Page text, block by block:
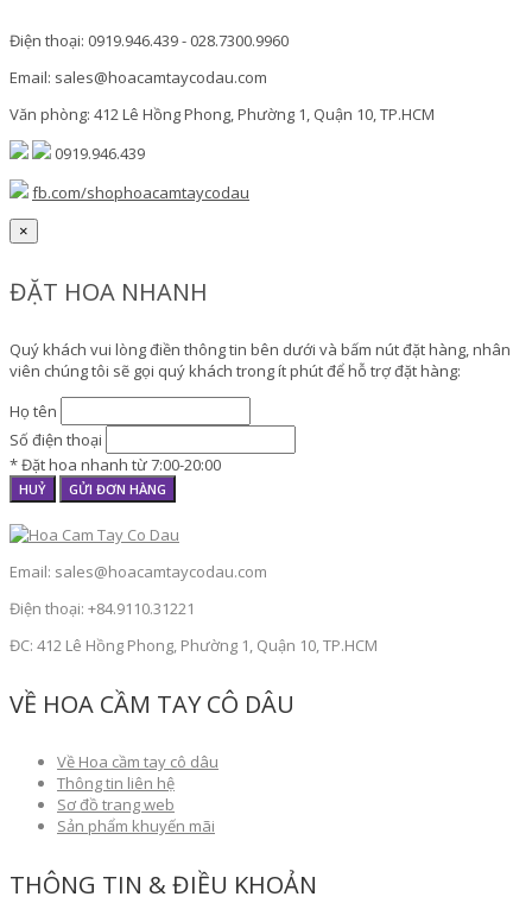
Điện thoại: 0919.946.439 - 028.7300.9960
Email: sales@hoacamtaycodau.com
Văn phòng: 412 Lê Hồng Phong, Phường 1, Quận 10, TP.HCM
0919.946.439
fb.com/shophoacamtaycodau
×
ĐẶT HOA NHANH
Quý khách vui lòng điền thông tin bên dưới và bấm nút đặt hàng, nhân
viên chúng tôi sẽ gọi quý khách trong ít phút để hỗ trợ đặt hàng:
Họ tên
Số điện thoại
* Đặt hoa nhanh từ 7:00-20:00
HUỶ GỬI ĐƠN HÀNG
Email: sales@hoacamtaycodau.com
Điện thoại: +84.9110.31221
ĐC: 412 Lê Hồng Phong, Phường 1, Quận 10, TP.HCM
VỀ HOA CẦM TAY CÔ DÂU
Về Hoa cầm tay cô dâu
Thông tin liên hệ
Sơ đồ trang web
Sản phẩm khuyến mãi
THÔNG TIN & ĐIỀU KHOẢN